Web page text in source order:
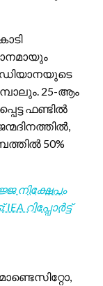
ഡിയാനയുടെ
25-ആം
ഫണ്ടിൽ
50%
നിക്ഷേപം
റിപ്പോർട്ട്